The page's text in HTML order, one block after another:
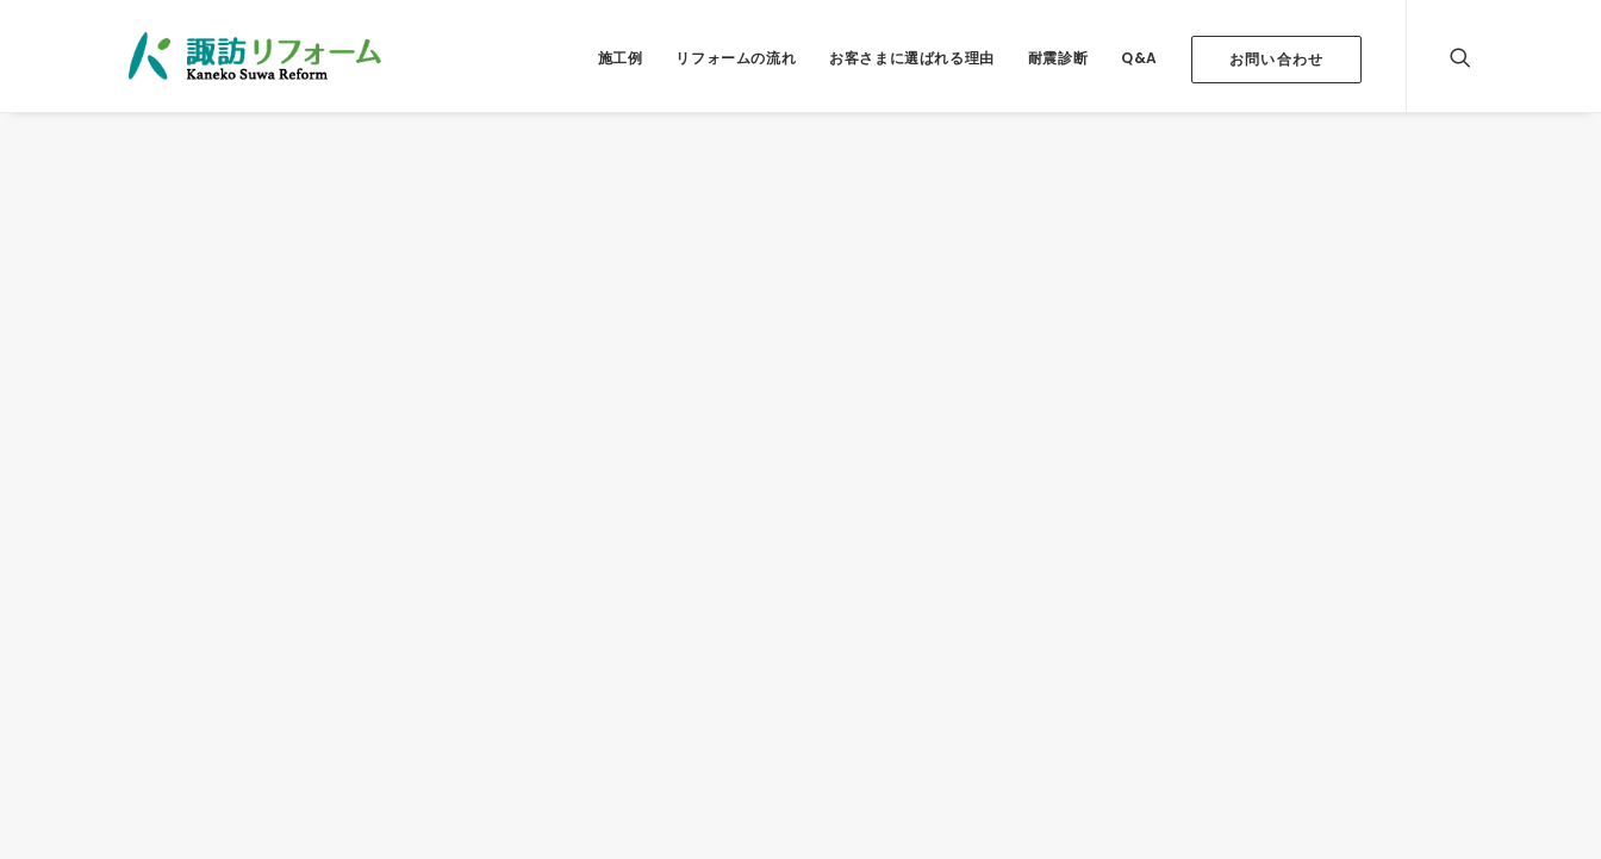
施工例 リフォームの流れ お客さまに選ばれる理由 耐震診断 Q&A お問い合わせ